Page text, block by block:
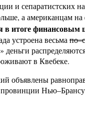
и
а американцам
в итоге финансовым
устроена весьма
деньги
в Квебеке.
объявлены